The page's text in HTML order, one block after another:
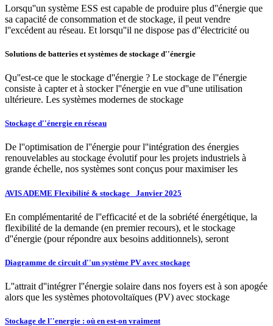
Lorsqu''un système ESS est capable de produire plus d''énergie que
sa capacité de consommation et de stockage, il peut vendre
l''excédent au réseau. Et lorsqu''il ne dispose pas d''électricité ou
Solutions de batteries et systèmes de stockage d''énergie
Qu''est-ce que le stockage d''énergie ? Le stockage de l''énergie
consiste à capter et à stocker l''énergie en vue d''une utilisation
ultérieure. Les systèmes modernes de stockage
Stockage d''énergie en réseau
De l''optimisation de l''énergie pour l''intégration des énergies
renouvelables au stockage évolutif pour les projets industriels à
grande échelle, nos systèmes sont conçus pour maximiser les
AVIS ADEME Flexibilité & stockage_ Janvier 2025
En complémentarité de l''efficacité et de la sobriété énergétique, la
flexibilité de la demande (en premier recours), et le stockage
d''énergie (pour répondre aux besoins additionnels), seront
Diagramme de circuit d''un système PV avec stockage
L''attrait d''intégrer l''énergie solaire dans nos foyers est à son apogée
alors que les systèmes photovoltaïques (PV) avec stockage
Stockage de l''energie : où en est-on vraiment